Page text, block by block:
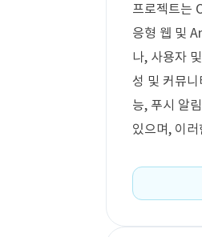
프로젝트는
응형 웹 및
나, 사용자
성 및 커뮤
능, 푸시 알
있으며, 이